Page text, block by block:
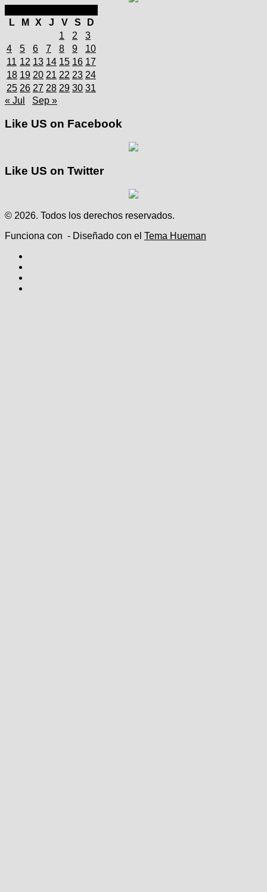
L
M X J V S
D
1
2
3
4
5 6 7 8 9
10
11 12 13 14 15 16 17
18 19 20 21 22 23 24
25 26 27 28 29 30 31
« Jul
Sep »
Like US on Facebook
Like US on Twitter
© 2026. Todos los derechos reservados.
Funciona con - Diseñado con el Tema Hueman